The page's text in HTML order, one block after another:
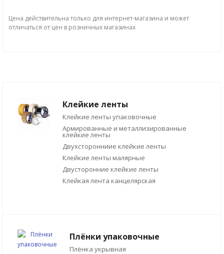
Цена действительна только для интернет-магазина и может
отличаться от цен в розничных магазинах
Клейкие ленты
Клейкие ленты упаковочные
Армированные и металлизированные
клейкие ленты
Двухсторонниие клейкие ленты
Клейкие ленты малярные
Двусторонние клейкие ленты
Клейкая лента канцелярская
Плёнки упаковочные
Плёнка укрывная